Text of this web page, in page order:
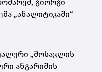
გიორგი
„ანალიტიკაში“
„მოსავლის
ანგარიშის